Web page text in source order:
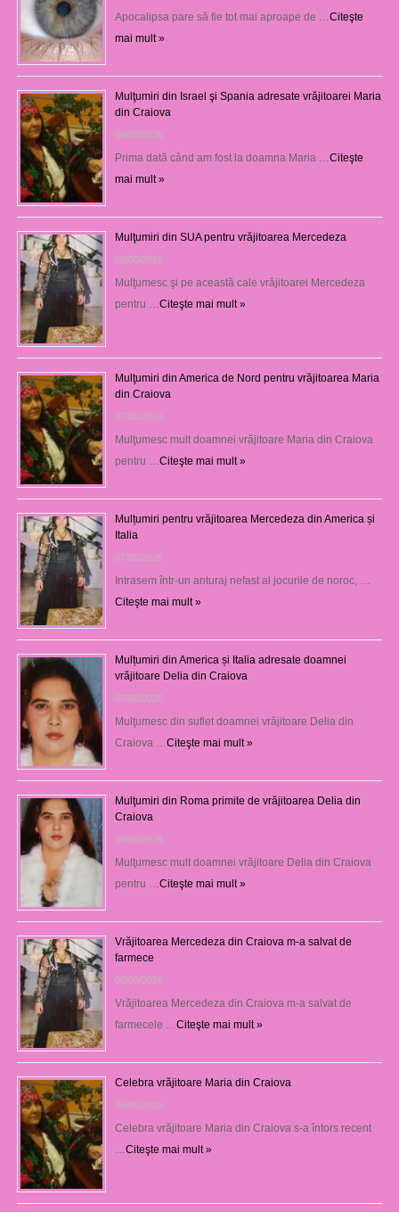
Apocalipsa pare să fie tot mai aproape de … Citeşte
mai mult »
Mulţumiri din Israel şi Spania adresate vrăjitoarei Maria
din Craiova
08/08/2026
Prima dată când am fost la doamna Maria … Citeşte
mai mult »
Mulţumiri din SUA pentru vrăjitoarea Mercedeza
08/08/2026
Mulţumesc şi pe această cale vrăjitoarei Mercedeza
pentru … Citeşte mai mult »
Mulţumiri din America de Nord pentru vrăjitoarea Maria
din Craiova
07/08/2026
Mulţumesc mult doamnei vrăjitoare Maria din Craiova
pentru … Citeşte mai mult »
Mulțumiri pentru vrăjitoarea Mercedeza din America și
Italia
07/08/2026
Intrasem într-un anturaj nefast al jocurile de noroc, …
Citeşte mai mult »
Mulțumiri din America și Italia adresate doamnei
vrăjitoare Delia din Craiova
07/08/2026
Mulţumesc din suflet doamnei vrăjitoare Delia din
Craiova … Citeşte mai mult »
Mulţumiri din Roma primite de vrăjitoarea Delia din
Craiova
06/08/2026
Mulţumesc mult doamnei vrăjitoare Delia din Craiova
pentru … Citeşte mai mult »
Vrăjitoarea Mercedeza din Craiova m-a salvat de
farmece
06/08/2026
Vrăjitoarea Mercedeza din Craiova m-a salvat de
farmecele … Citeşte mai mult »
Celebra vrăjitoare Maria din Craiova
06/08/2026
Celebra vrăjitoare Maria din Craiova s-a întors recent
Citeşte mai mult »